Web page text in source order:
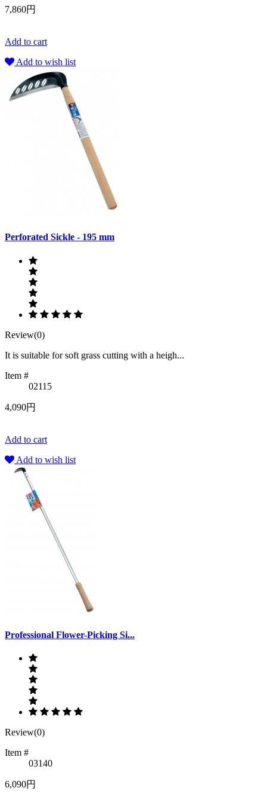
7,860円
Add to cart
Add to wish list
Perforated Sickle - 195 mm
Review(0)
It is suitable for soft grass cutting with a heigh...
Item #
02115
4,090円
Add to cart
Add to wish list
Professional Flower-Picking Si...
Review(0)
Item #
03140
6,090円